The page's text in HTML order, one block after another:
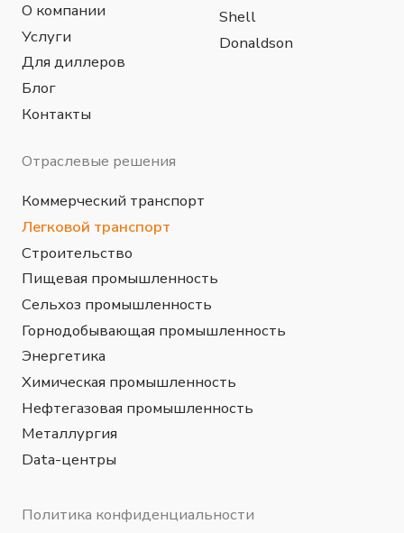
Data-центры
Политика конфиденциальности
Разработка сайта